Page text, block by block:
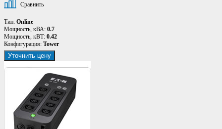
Сравнить
Тип: Online
Мощность, кВА: 0.7
Мощность, кВТ: 0.42
Конфигурация: Tower
Уточнить цену